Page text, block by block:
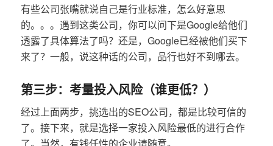
有些公司张嘴就说自己是行业标准，怎么好意思
的。。。遇到这类公司，你可以问下是Google给他们
透露了具体算法了吗？还是，Google已经被他们买下
来了？一般，说这种话的公司，品行也好不到哪去。
第三步：考量投入风险（谁更低？）
经过上面两步，挑选出的SEO公司，都是比较可信的
了。接下来，就是选择一家投入风险最低的进行合作